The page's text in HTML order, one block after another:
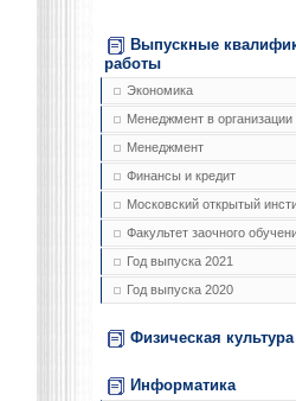
Выпускные
работы
Экономика
Менеджмент в организации
Менеджмент
Финансы и кредит
Московский открытый
Факультет заочного
Год выпуска 2021
Год выпуска 2020
Физическая культура
Информатика